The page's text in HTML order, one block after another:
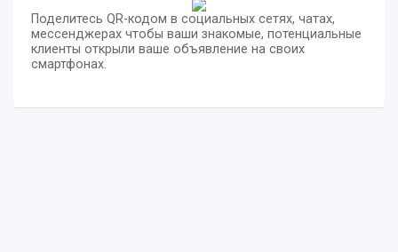
Поделитесь QR-кодом в социальных сетях, чатах,
мессенджерах чтобы ваши знакомые, потенциальные
клиенты открыли ваше объявление на своих
смартфонах.